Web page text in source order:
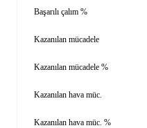
Başarılı çalım %
Kazanılan mücadele
Kazanılan mücadele %
Kazanılan hava müc.
Kazanılan hava müc. %